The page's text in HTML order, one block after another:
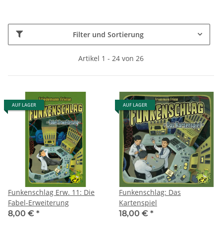
Filter und Sortierung
Artikel 1 - 24 von 26
AUF LAGER
Funkenschlag Erw. 11: Die
Fabel-Erweiterung
8,00 € *
AUF LAGER
Funkenschlag: Das
Kartenspiel
18,00 € *